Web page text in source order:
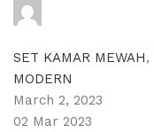
SET KAMAR MEWAH,
MODERN
March 2, 2023
02 Mar 2023